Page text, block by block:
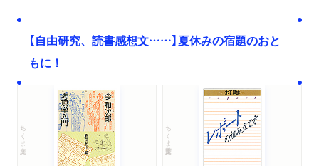
【自由研究、読書感想文……】夏休みの宿題のおと
もに！
ちくま文庫 ちくま学芸文庫